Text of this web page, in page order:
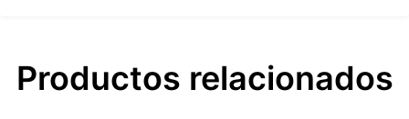
Productos relacionados